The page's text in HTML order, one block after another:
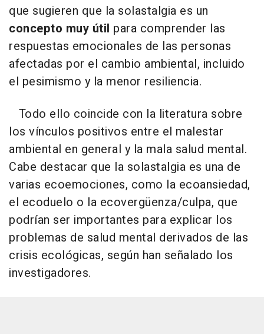
que sugieren que la solastalgia es un
concepto muy útil para comprender las
respuestas emocionales de las personas
afectadas por el cambio ambiental, incluido
el pesimismo y la menor resiliencia.
Todo ello coincide con la literatura sobre
los vínculos positivos entre el malestar
ambiental en general y la mala salud mental.
Cabe destacar que la solastalgia es una de
varias ecoemociones, como la ecoansiedad,
el ecoduelo o la ecovergüenza/culpa, que
podrían ser importantes para explicar los
problemas de salud mental derivados de las
crisis ecológicas, según han señalado los
investigadores.